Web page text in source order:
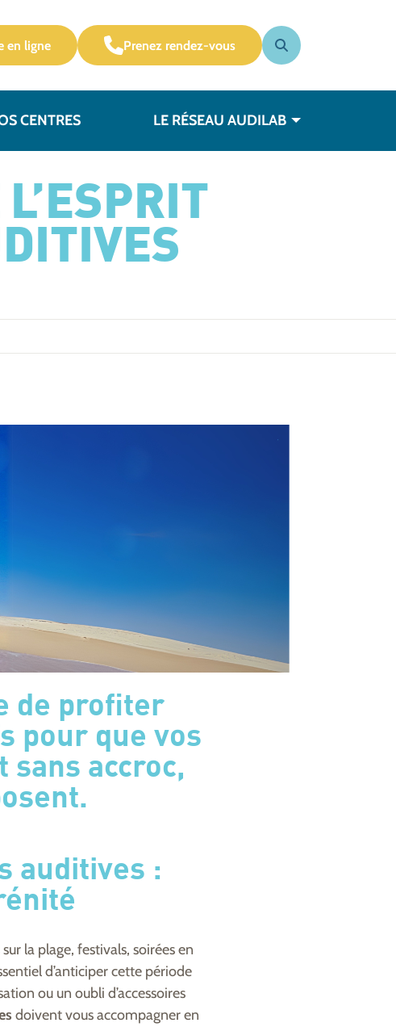
en ligne Prenez rendez-vous
CENTRES LE RÉSEAU AUDILAB
de profiter
pour que vos
sans accroc,
auditives :
la plage, festivals, soirées en
d’anticiper cette période
ou un oubli d’accessoires
doivent vous accompagner en